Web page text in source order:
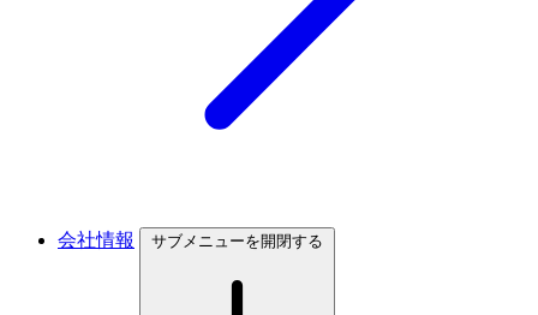
会社情報 サブメニューを開閉する